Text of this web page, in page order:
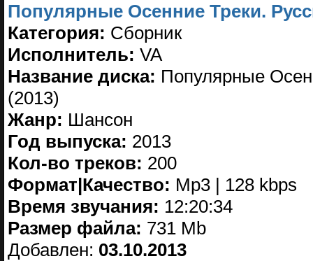
Популярные Осенние Треки.
Категория: Сборник
Исполнитель: VA
Название диска: Популярные
(2013)
Жанр: Шансон
Год выпуска: 2013
Кол-во треков: 200
Формат|Качество: Mp3 | 128 kbps
Время звучания: 12:20:34
Размер файла: 731 Mb
Добавлен: 03.10.2013